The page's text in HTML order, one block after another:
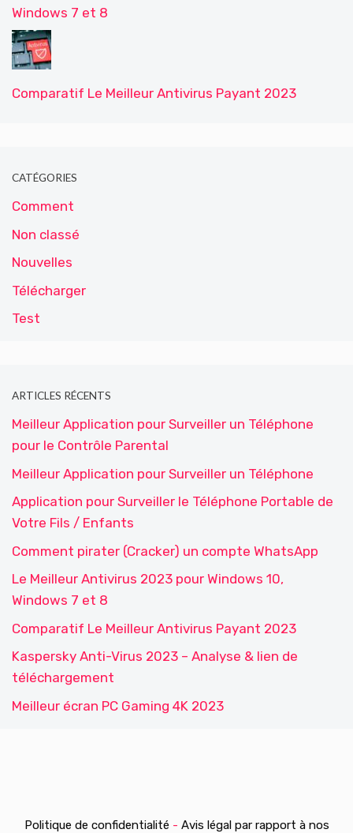
Windows 7 et 8
Comparatif Le Meilleur Antivirus Payant 2023
CATÉGORIES
Comment
Non classé
Nouvelles
Télécharger
Test
ARTICLES RÉCENTS
Meilleur Application pour Surveiller un Téléphone
pour le Contrôle Parental
Meilleur Application pour Surveiller un Téléphone
Application pour Surveiller le Téléphone Portable de
Votre Fils / Enfants
Comment pirater (Cracker) un compte WhatsApp
Le Meilleur Antivirus 2023 pour Windows 10,
Windows 7 et 8
Comparatif Le Meilleur Antivirus Payant 2023
Kaspersky Anti-Virus 2023 – Analyse & lien de
téléchargement
Meilleur écran PC Gaming 4K 2023
Politique de confidentialité - Avis légal par rapport à nos